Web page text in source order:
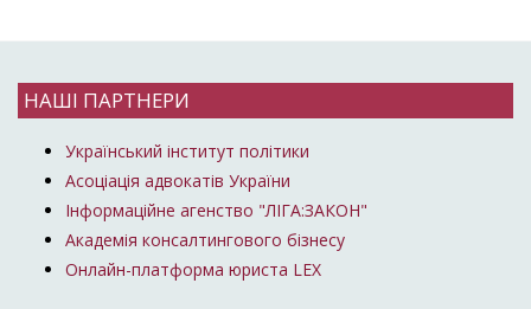
НАШІ ПАРТНЕРИ
Український інститут політики
Асоціація адвокатів України
Інформаційне агенство "ЛІГА:ЗАКОН"
Академія консалтингового бізнесу
Онлайн-платформа юриста LEX